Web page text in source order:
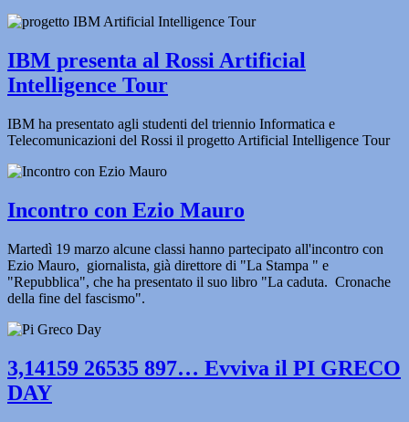
IBM presenta al Rossi Artificial
Intelligence Tour
IBM ha presentato agli studenti del triennio Informatica e
Telecomunicazioni del Rossi il progetto Artificial Intelligence Tour
Incontro con Ezio Mauro
Martedì 19 marzo alcune classi hanno partecipato all'incontro con
Ezio Mauro, giornalista, già direttore di "La Stampa " e
"Repubblica", che ha presentato il suo libro "La caduta. Cronache
della fine del fascismo".
3,14159 26535 897… Evviva il PI GRECO
DAY